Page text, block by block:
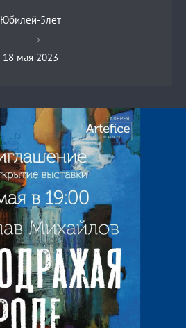
Юбилей-5лет
18 мая 2023